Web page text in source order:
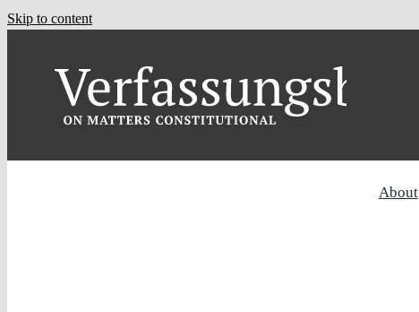
Skip to content
About